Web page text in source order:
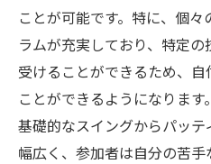
ことが可能です。特に、個
ラムが充実しており、特定
受けることができるため、
ことができるようになりま
基礎的なスイングからパッ
幅広く、参加者は自分の苦